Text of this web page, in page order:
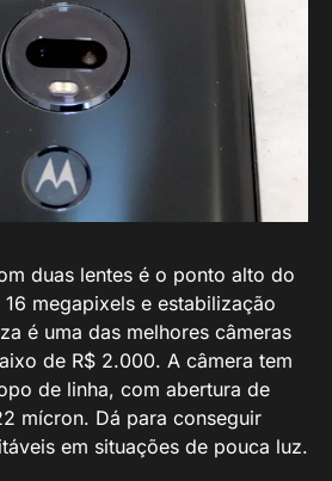
duas lentes é o ponto alto do
16 megapixels e estabilização
é uma das melhores câmeras
de R$ 2.000. A câmera tem
de linha, com abertura de
mícron. Dá para conseguir
em situações de pouca luz.